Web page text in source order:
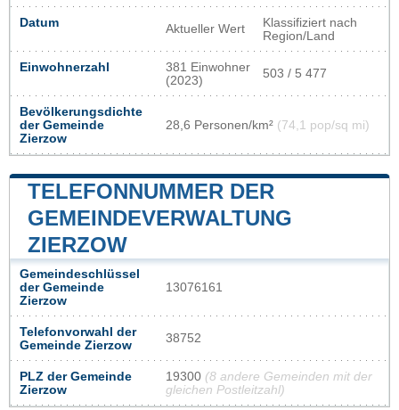
Datum Aktueller Wert
Klassifiziert nach
Region/Land
Einwohnerzahl
381 Einwohner
(2023)
503 / 5 477
Bevölkerungsdichte
der Gemeinde
Zierzow
28,6 Personen/km² (74,1 pop/sq mi)
TELEFONNUMMER DER
GEMEINDEVERWALTUNG
ZIERZOW
Gemeindeschlüssel
der Gemeinde
Zierzow
13076161
Telefonvorwahl der
Gemeinde Zierzow
38752
PLZ der Gemeinde
Zierzow
19300 (8 andere Gemeinden mit der
gleichen Postleitzahl)